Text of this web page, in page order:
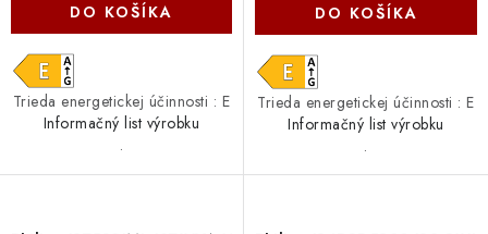
DO KOŠÍKA
Trieda energetickej účinnosti : E
Informačný list výrobku
.
DO KOŠÍKA
Trieda energetickej účinnosti : E
Informačný list výrobku
.